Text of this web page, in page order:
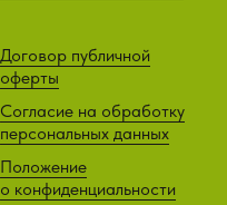
Договор публичной
оферты
Согласие на обработку
персональных данных
Положение
о конфиденциальности